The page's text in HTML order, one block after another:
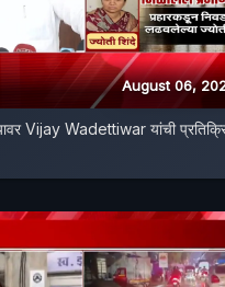
August 06,
Vijay Wadettiwar यांची